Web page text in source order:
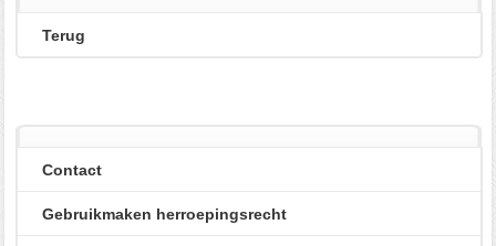
Terug
Contact
Gebruikmaken herroepingsrecht